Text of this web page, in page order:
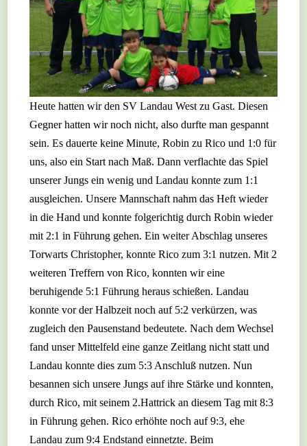
Heute hatten wir den SV Landau West zu Gast. Diesen
Gegner hatten wir noch nicht, also durfte man gespannt
sein. Es dauerte keine Minute, Robin zu Rico und 1:0 für
uns, also ein Start nach Maß. Dann verflachte das Spiel
unserer Jungs ein wenig und Landau konnte zum 1:1
ausgleichen. Unsere Mannschaft nahm das Heft wieder
in die Hand und konnte folgerichtig durch Robin wieder
mit 2:1 in Führung gehen. Ein weiter Abschlag unseres
Torwarts Christopher, konnte Rico zum 3:1 nutzen. Mit 2
weiteren Treffern von Rico, konnten wir eine
beruhigende 5:1 Führung heraus schießen. Landau
konnte vor der Halbzeit noch auf 5:2 verkürzen, was
zugleich den Pausenstand bedeutete. Nach dem Wechsel
fand unser Mittelfeld eine ganze Zeitlang nicht statt und
Landau konnte dies zum 5:3 Anschluß nutzen. Nun
besannen sich unsere Jungs auf ihre Stärke und konnten,
durch Rico, mit seinem 2.Hattrick an diesem Tag mit 8:3
in Führung gehen. Rico erhöhte noch auf 9:3, ehe
Landau zum 9:4 Endstand einnetzte. Beim